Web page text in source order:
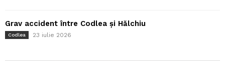
Grav accident între Codlea și Hălchiu
Codlea 23 iulie 2026